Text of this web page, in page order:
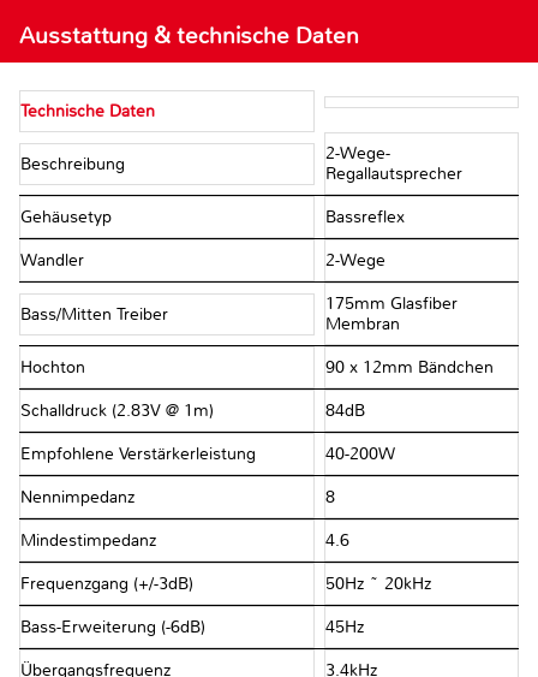
Ausstattung & technische Daten
Technische Daten
Beschreibung
2-Wege-
Regallautsprecher
Gehäusetyp Bassreflex
Wandler 2-Wege
Bass/Mitten Treiber
175mm Glasfiber
Membran
Hochton 90 x 12mm Bändchen
Schalldruck (2.83V @ 1m) 84dB
Empfohlene Verstärkerleistung 40-200W
Nennimpedanz 8Ω
Mindestimpedanz 4.6Ω
Frequenzgang (+/-3dB) 50Hz ~ 20kHz
Bass-Erweiterung (-6dB) 45Hz
Übergangsfrequenz 3.4kHz